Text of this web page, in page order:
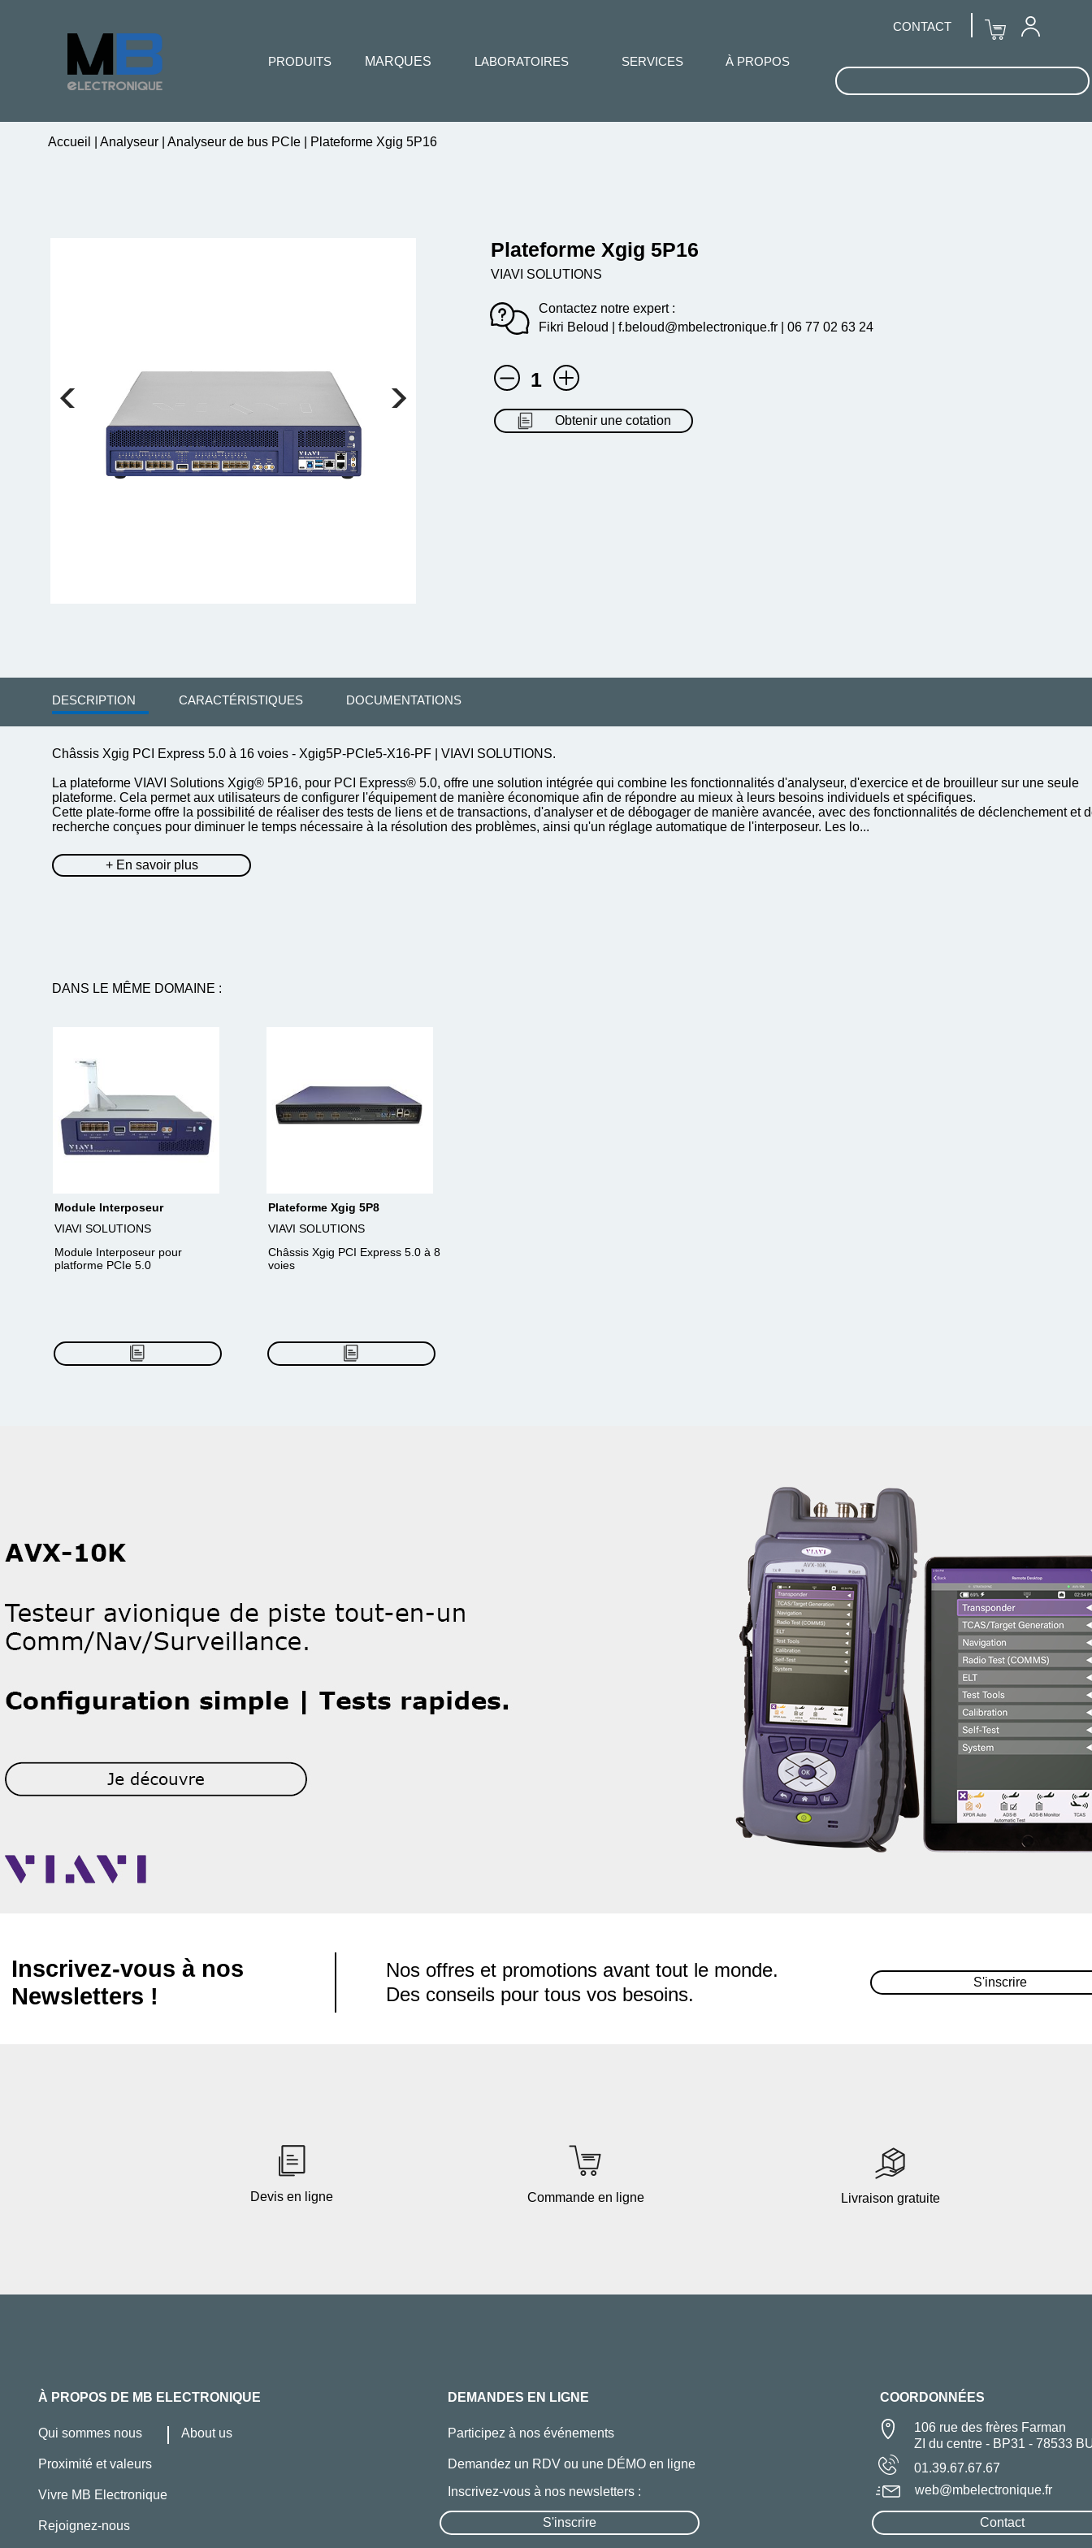
Accueil Analyseur Analyseur de bus PCIe Plateforme Xgig 5P16
Plateforme Xgig 5P16
VIAVI SOLUTIONS
Contactez notre expert :
Fikri Beloud | f.beloud@mbelectronique.fr | 06 77 02 63 24
1
Obtenir une cotation
DESCRIPTION CARACTÉRISTIQUES DOCUMENTATIONS
Châssis Xgig PCI Express 5.0 à 16 voies - Xgig5P-PCIe5-X16-PF | VIAVI SOLUTIONS.
La plateforme VIAVI Solutions Xgig® 5P16, pour PCI Express® 5.0, offre une solution intégrée qui combine les fonctionnalités d'analyseur, d'exercice et de brouilleur sur une seule
plateforme. Cela permet aux utilisateurs de configurer l'équipement de manière économique afin de répondre au mieux à leurs besoins individuels et spécifiques.
Cette plate-forme offre la possibilité de réaliser des tests de liens et de transactions, d'analyser et de débogager de manière avancée, avec des fonctionnalités de déclenchement et
recherche conçues pour diminuer le temps nécessaire à la résolution des problèmes, ainsi qu'un réglage automatique de l'interposeur. Les lo...
+ En savoir plus
DANS LE MÊME DOMAINE :
Module Interposeur
VIAVI SOLUTIONS
Module Interposeur pour
platforme PCIe 5.0
Plateforme Xgig 5P8
VIAVI SOLUTIONS
Châssis Xgig PCI Express 5.0 à 8
voies
Inscrivez-vous à nos
Newsletters !
Nos offres et promotions avant tout le monde.
Des conseils pour tous vos besoins.
S'inscrire
Devis en ligne Commande en ligne Livraison gratuite
À PROPOS DE MB ELECTRONIQUE DEMANDES EN LIGNE COORDONNÉES
Qui sommes nous About us Participez à nos événements
106 rue des frères Farman
ZI du centre - BP31 - 78533
Proximité et valeurs
Demandez un RDV ou une DÉMO en ligne
01.39.67.67.67
Vivre MB Electronique
Inscrivez-vous à nos newsletters :
Rejoignez-nous Contact
web@mbelectronique.fr
S'inscrire
CONTACT
PRODUITS MARQUES LABORATOIRES SERVICES À PROPOS